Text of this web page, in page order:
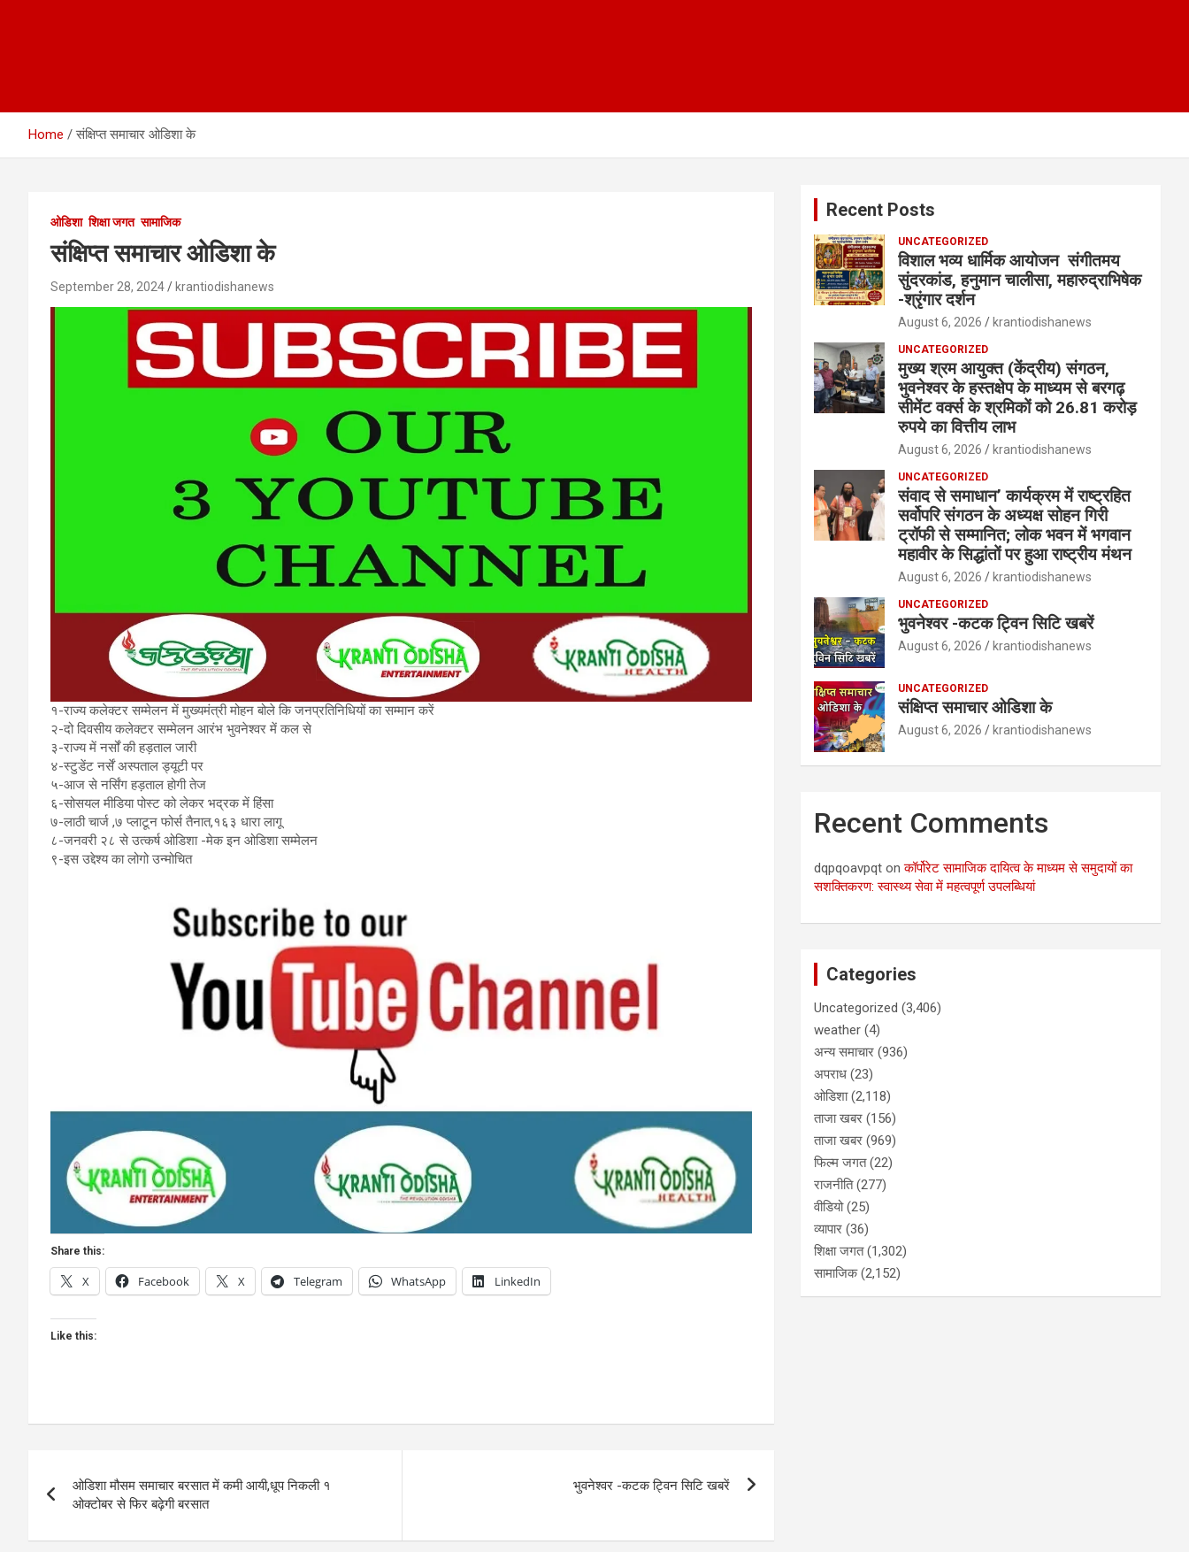
Home संक्षिप्त समाचार ओडिशा के
ओडिशा शिक्षा जगत सामाजिक
संक्षिप्त समाचार ओडिशा के
September 28, 2024 krantiodishanews
१-राज्य कलेक्टर सम्मेलन में मुख्यमंत्री मोहन बोले कि जनप्रतिनिधियों का सम्मान करें
२-दो दिवसीय कलेक्टर सम्मेलन आरंभ भुवनेश्वर में कल से
३-राज्य में नर्सों की हड़ताल जारी
४-स्टुडेंट नर्सें अस्पताल ड्यूटी पर
५-आज से नर्सिंग हड़ताल होगी तेज
६-सोसयल मीडिया पोस्ट को लेकर भद्रक में हिंसा
७-लाठी चार्ज ,७ प्लाटून फोर्स तैनात,१६३ धारा लागू
८-जनवरी २८ से उत्कर्ष ओडिशा -मेक इन ओडिशा सम्मेलन
९-इस उद्देश्य का लोगो उन्मोचित
Share this:
X Facebook X Telegram WhatsApp LinkedIn
Like this:
navigation
ओडिशा मौसम समाचार बरसात में कमी आयी,धूप निकली १
ओक्टोबर से फिर बढ़ेगी बरसात
भुवनेश्वर -कटक ट्विन सिटि खबरें
Recent Posts
UNCATEGORIZED
विशाल भव्य धार्मिक आयोजन संगीतमय
सुंदरकांड, हनुमान चालीसा, महारुद्राभिषेक
-श्रृंगार दर्शन
August 6, 2026 krantiodishanews
UNCATEGORIZED
मुख्य श्रम आयुक्त (केंद्रीय) संगठन,
भुवनेश्वर के हस्तक्षेप के माध्यम से बरगढ़
सीमेंट वर्क्स के श्रमिकों को 26.81 करोड़
रुपये का वित्तीय लाभ
August 6, 2026 krantiodishanews
UNCATEGORIZED
संवाद से समाधान’ कार्यक्रम में राष्ट्रहित
सर्वोपरि संगठन के अध्यक्ष सोहन गिरी
ट्रॉफी से सम्मानित; लोक भवन में भगवान
महावीर के सिद्धांतों पर हुआ राष्ट्रीय मंथन
August 6, 2026 krantiodishanews
UNCATEGORIZED
भुवनेश्वर -कटक ट्विन सिटि खबरें
August 6, 2026 krantiodishanews
UNCATEGORIZED
संक्षिप्त समाचार ओडिशा के
August 6, 2026 krantiodishanews
Recent Comments
dqpqoavpqt onकॉर्पोरेट सामाजिक दायित्व के माध्यम से समुदायों का
सशक्तिकरण: स्वास्थ्य सेवा में महत्वपूर्ण उपलब्धियां
Categories
Uncategorized (3,406)
weather (4)
अन्य समाचार (936)
अपराध (23)
ओडिशा(2,118)
ताजा खबर (156)
ताजा खबर (969)
फिल्म जगत(22)
राजनीति(277)
वीडियो(25)
व्यापार (36)
शिक्षा जगत(1,302)
सामाजिक(2,152)